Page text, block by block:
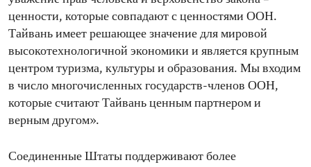
ценности, которые совпадают с ценностями ООН.
Тайвань имеет решающее значение для мировой
высокотехнологичной экономики и является крупным
центром туризма, культуры и образования. Мы входим
в число многочисленных государств-членов ООН,
которые считают Тайвань ценным партнером и
верным другом».
Соединенные Штаты поддерживают более